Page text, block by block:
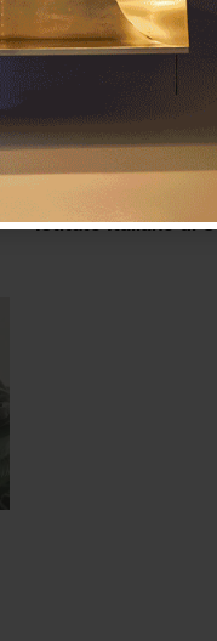
‘85 anni con
17 julio - 19 octubre
Istituto Italiano di